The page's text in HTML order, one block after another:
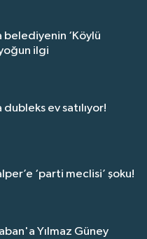
belediyenin ‘Köylü
yoğun ilgi
dubleks ev satılıyor!
‘parti meclisi’ şoku!
Yılmaz Güney